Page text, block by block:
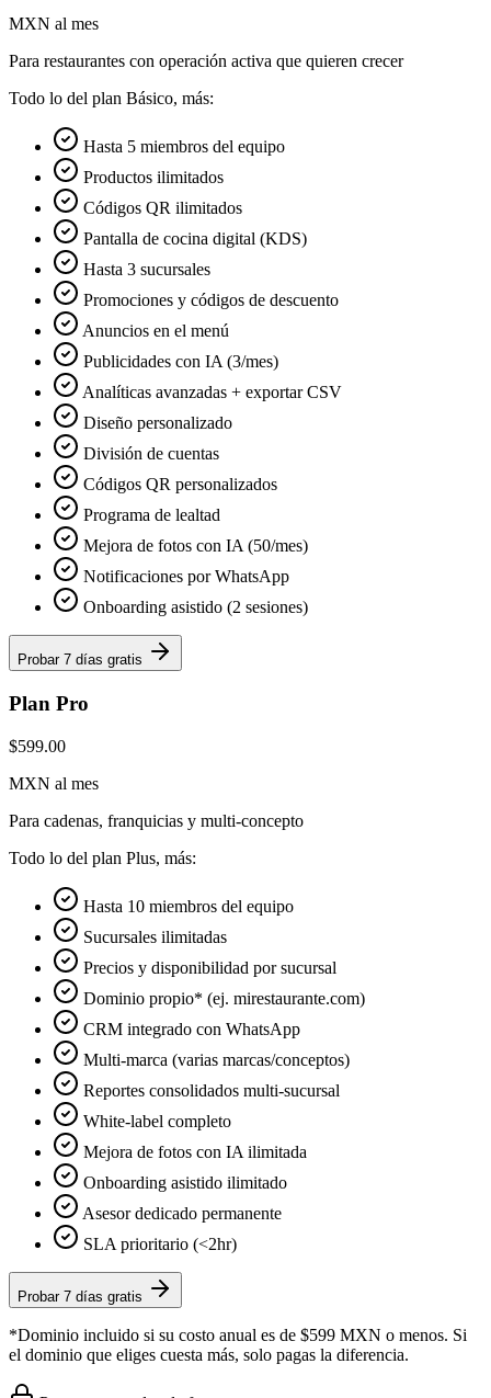
MXN al mes
Para restaurantes con operación activa que quieren crecer
Todo lo del plan Básico, más:
Hasta 5 miembros del equipo
Productos ilimitados
Códigos QR ilimitados
Pantalla de cocina digital (KDS)
Hasta 3 sucursales
Promociones y códigos de descuento
Anuncios en el menú
Publicidades con IA (3/mes)
Analíticas avanzadas + exportar CSV
Diseño personalizado
División de cuentas
Códigos QR personalizados
Programa de lealtad
Mejora de fotos con IA (50/mes)
Notificaciones por WhatsApp
Onboarding asistido (2 sesiones)
Probar 7 días gratis
Plan Pro
$599.00
MXN al mes
Para cadenas, franquicias y multi-concepto
Todo lo del plan Plus, más:
Hasta 10 miembros del equipo
Sucursales ilimitadas
Precios y disponibilidad por sucursal
Dominio propio* (ej. mirestaurante.com)
CRM integrado con WhatsApp
Multi-marca (varias marcas/conceptos)
Reportes consolidados multi-sucursal
White-label completo
Mejora de fotos con IA ilimitada
Onboarding asistido ilimitado
Asesor dedicado permanente
SLA prioritario (<2hr)
Probar 7 días gratis
*Dominio incluido si su costo anual es de $599 MXN o menos. Si
el dominio que eliges cuesta más, solo pagas la diferencia.